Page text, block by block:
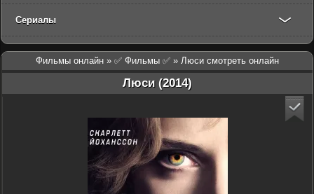
Сериалы
Фильмы онлайн » ✅ Фильмы ✅ » Люси смотреть онлайн
Люси (2014)